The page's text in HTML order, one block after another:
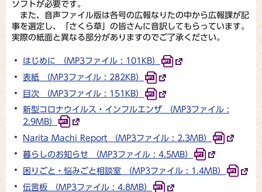
ソフトが必要です。
また、音声ファイル版は各号の広報なりたの中から広報課が記
事を選定し、「さくら草」の皆さんに音訳してもらっています。
実際の紙面と異なる部分がありますのでご了承ください。
はじめに （MP3ファイル : 101KB）
表紙 （MP3ファイル : 282KB）
目次 （MP3ファイル : 151KB）
新型コロナウイルス・インフルエンザ （MP3ファイル :
2.9MB）
Narita Machi Report （MP3ファイル : 2.3MB）
暮らしのお知らせ （MP3ファイル : 4.5MB）
困りごと・悩みごと相談室 （MP3ファイル : 1.4MB）
伝言板 （MP3ファイル : 4.8MB）